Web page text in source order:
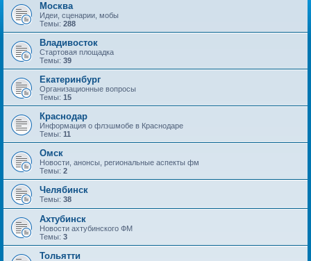
Москва
Идеи, сценарии, мобы
Темы: 288
Владивосток
Стартовая площадка
Темы: 39
Екатеринбург
Организационные вопросы
Темы: 15
Краснодар
Информация о флэшмобе в Краснодаре
Темы: 11
Омск
Новости, анонсы, региональные аспекты фм
Темы: 2
Челябинск
Темы: 38
Ахтубинск
Новости ахтубинского ФМ
Темы: 3
Тольятти